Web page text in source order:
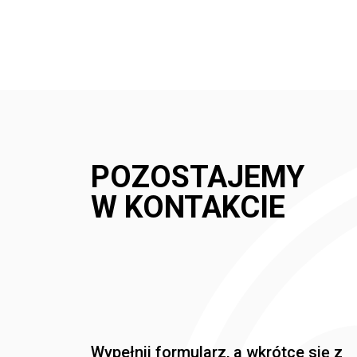
POZOSTAJEMY
W KONTAKCIE
Wypełnij formularz, a wkrótce się z